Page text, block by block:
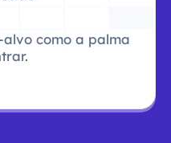
como a palma